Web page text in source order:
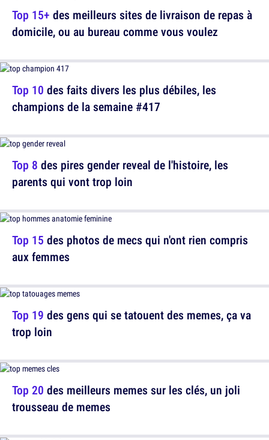
Top 15+ des meilleurs sites de livraison de repas à
domicile, ou au bureau comme vous voulez
Top 8 des pires gender reveal de l'histoire, les
parents qui vont trop loin
Top 19 des gens qui se tatouent des memes, ça va
trop loin
Top 10 des faits divers les plus débiles, les
champions de la semaine #417
Top 15 des photos de mecs qui n'ont rien compris
aux femmes
Top 20 des meilleurs memes sur les clés, un joli
trousseau de memes